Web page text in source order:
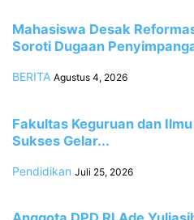
Mahasiswa Desak
Soroti Dugaan
BERITA Agustus 4, 2026
Fakultas Keguruan dan
Sukses Gelar...
Pendidikan Juli 25, 2026